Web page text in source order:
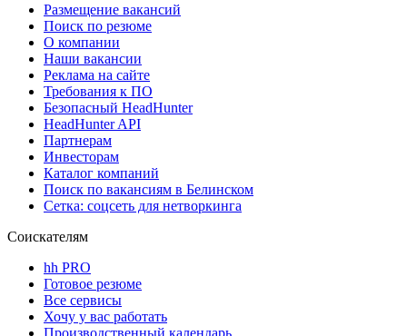
Размещение вакансий
Поиск по резюме
О компании
Наши вакансии
Реклама на сайте
Требования к ПО
Безопасный HeadHunter
HeadHunter API
Партнерам
Инвесторам
Каталог компаний
Поиск по вакансиям в Белинском
Сетка: соцсеть для нетворкинга
Соискателям
hh PRO
Готовое резюме
Все сервисы
Хочу у вас работать
Производственный календарь